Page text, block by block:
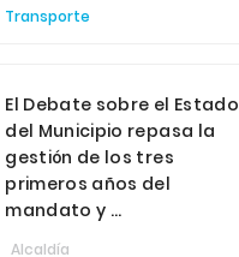
Transporte
El Debate sobre el Estado
del Municipio repasa la
gestión de los tres
primeros años del
mandato y ...
Alcaldía